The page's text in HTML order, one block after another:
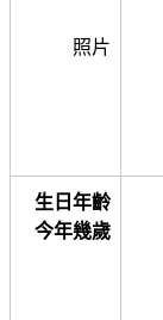
照片
生日年齡
今年幾歲